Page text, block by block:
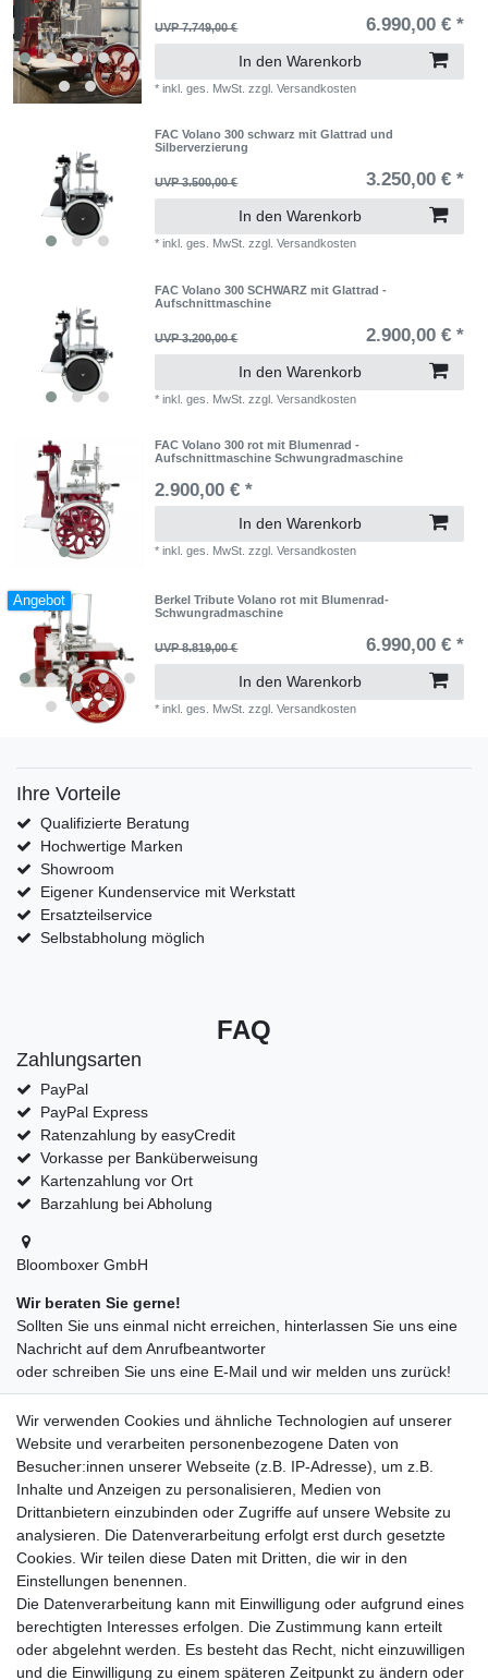
UVP 7.749,00 € 6.990,00 € *
In den Warenkorb
*inkl. ges. MwSt. zzgl.Versandkosten
FAC Volano 300 schwarz mit Glattrad und
Silberverzierung
UVP 3.500,00 € 3.250,00 € *
In den Warenkorb
*inkl. ges. MwSt. zzgl.Versandkosten
FAC Volano 300 SCHWARZ mit Glattrad -
Aufschnittmaschine
UVP 3.200,00 € 2.900,00 € *
In den Warenkorb
*inkl. ges. MwSt. zzgl.Versandkosten
FAC Volano 300 rot mit Blumenrad -
Aufschnittmaschine Schwungradmaschine
2.900,00 € *
In den Warenkorb
*inkl. ges. MwSt. zzgl.Versandkosten
Angebot
Berkel Tribute Volano rot mit Blumenrad-
Schwungradmaschine
UVP 8.819,00 € 6.990,00 € *
In den Warenkorb
*inkl. ges. MwSt. zzgl.Versandkosten
Ihre Vorteile
Qualifizierte Beratung
Hochwertige Marken
Showroom
Eigener Kundenservice mit Werkstatt
Ersatzteilservice
Selbstabholung möglich
FAQ
Zahlungsarten
PayPal
PayPal Express
Ratenzahlung by easyCredit
Vorkasse per Banküberweisung
Kartenzahlung vor Ort
Barzahlung bei Abholung
Bloomboxer GmbH
Wir beraten Sie gerne!
Sollten Sie uns einmal nicht erreichen, hinterlassen Sie uns eine
Nachricht auf dem Anrufbeantworter
oder schreiben Sie uns eine E-Mail und wir melden uns zurück!
Montag bis Freitag 08:30-13:00 Uhr.
IHRE E-MAIL ADRESSE
Ceres::Template.mailFormHoneypotLabel
info@bloomboxer.net
Wir verwenden Cookies und ähnliche Technologien auf unserer
Website und verarbeiten personenbezogene Daten von
Besucher:innen unserer Webseite (z.B. IP-Adresse), um z.B.
Inhalte und Anzeigen zu personalisieren, Medien von
Drittanbietern einzubinden oder Zugriffe auf unsere Website zu
analysieren. Die Datenverarbeitung erfolgt erst durch gesetzte
Cookies. Wir teilen diese Daten mit Dritten, die wir in den
Einstellungen benennen.
Die Datenverarbeitung kann mit Einwilligung oder aufgrund eines
berechtigten Interesses erfolgen. Die Zustimmung kann erteilt
oder abgelehnt werden. Es besteht das Recht, nicht einzuwilligen
und die Einwilligung zu einem späteren Zeitpunkt zu ändern oder